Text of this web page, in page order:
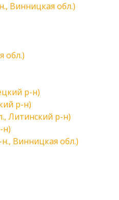
Винницкая обл.)
обл.)
р-н)
р-н)
Литинский р-н)
н)
Винницкая обл.)